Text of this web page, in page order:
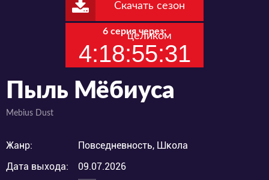
Скачать сезон
целиком
6 серия через:
4:18:55:31
Пыль Мёбиуса
Mebius Dust
Жанр:
Повседневность, Школа
Дата выхода:
09.07.2026